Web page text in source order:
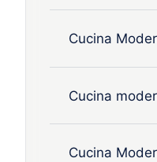
Cucina
Cucina
Cucina